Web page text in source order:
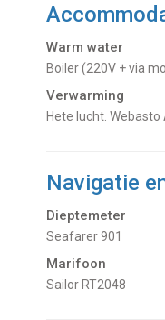
Warm water
Boiler (220V + via
Verwarming
hete lucht.
Navigatie
Dieptemeter
Seafarer 901
Marifoon
Sailor RT2048